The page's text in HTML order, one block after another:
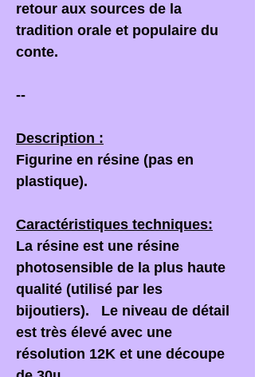
retour aux sources de la
tradition orale et populaire du
conte.
--
Description :
Figurine en résine (pas en
plastique).
Caractéristiques techniques:
La résine est une résine
photosensible de la plus haute
qualité (utilisé par les
bijoutiers). Le niveau de détail
est très élevé avec une
résolution 12K et une découpe